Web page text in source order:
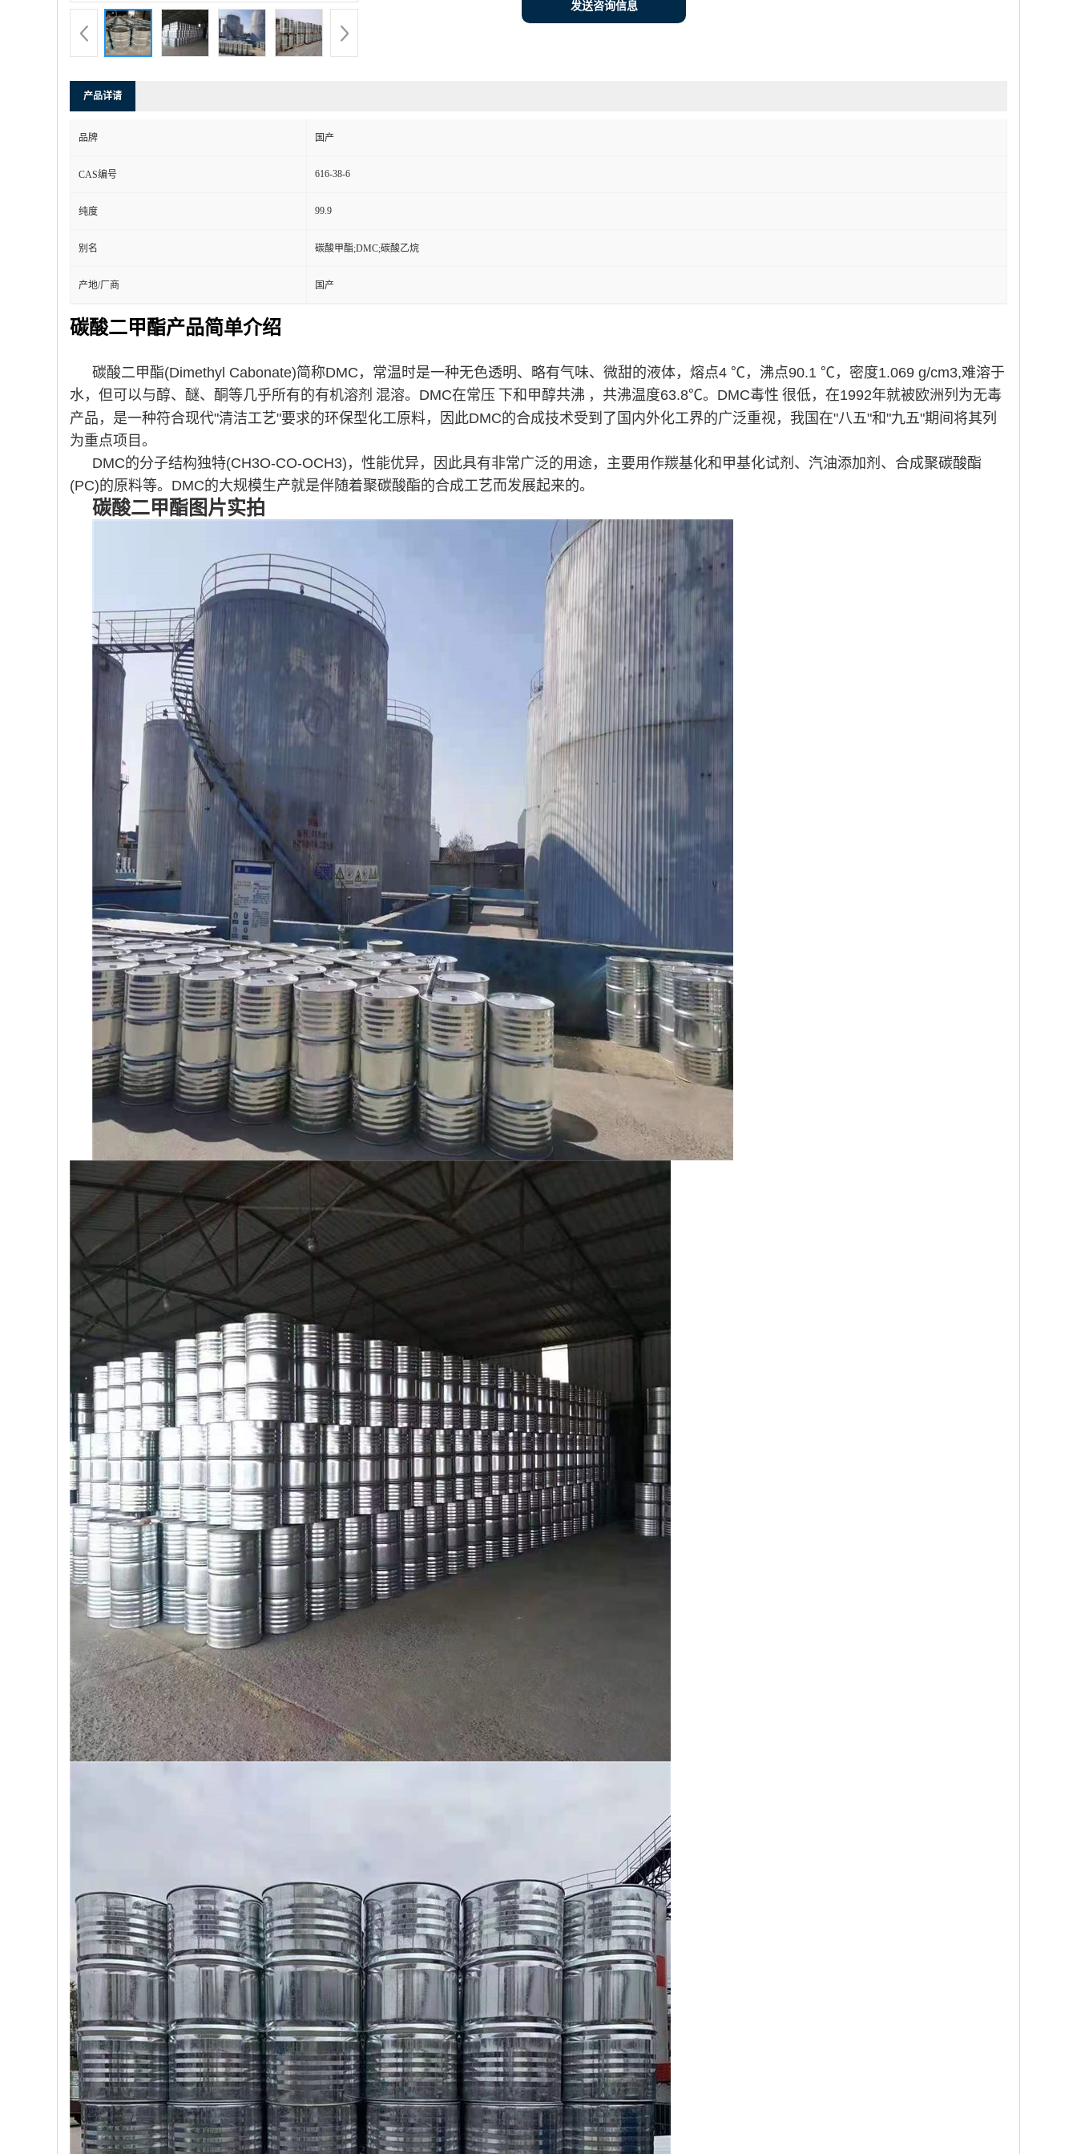
发送咨询信息
产品详请
品牌 国产
CAS编号 616-38-6
纯度 99.9
别名 碳酸甲酯;DMC;碳酸乙烷
产地/厂商 国产
碳酸二甲酯产品简单介绍
碳酸二甲酯(Dimethyl Cabonate)简称DMC，常温时是一种无色透明、略有气味、微甜的液体，熔点4 ℃，沸点90.1 ℃，密度1.069 g/cm3,难溶于
水，但可以与醇、醚、酮等几乎所有的有机溶剂 混溶。DMC在常压 下和甲醇共沸 ，共沸温度63.8℃。DMC毒性 很低，在1992年就被欧洲列为无毒
产品，是一种符合现代"清洁工艺"要求的环保型化工原料，因此DMC的合成技术受到了国内外化工界的广泛重视，我国在"八五"和"九五"期间将其列
为重点项目。
DMC的分子结构独特(CH3O-CO-OCH3)，性能优异，因此具有非常广泛的用途，主要用作羰基化和甲基化试剂、汽油添加剂、合成聚碳酸酯
(PC)的原料等。DMC的大规模生产就是伴随着聚碳酸酯的合成工艺而发展起来的。
碳酸二甲酯图片实拍